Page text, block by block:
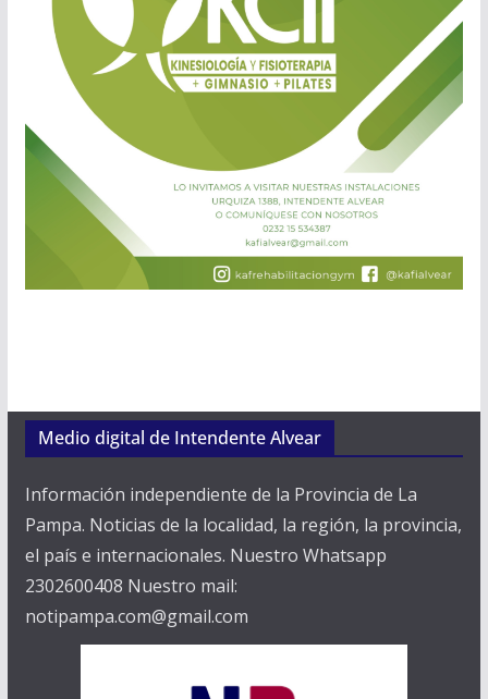
Medio digital de Intendente Alvear
Información independiente de la Provincia de La
Pampa. Noticias de la localidad, la región, la provincia,
el país e internacionales. Nuestro Whatsapp
2302600408 Nuestro mail:
notipampa.com@gmail.com